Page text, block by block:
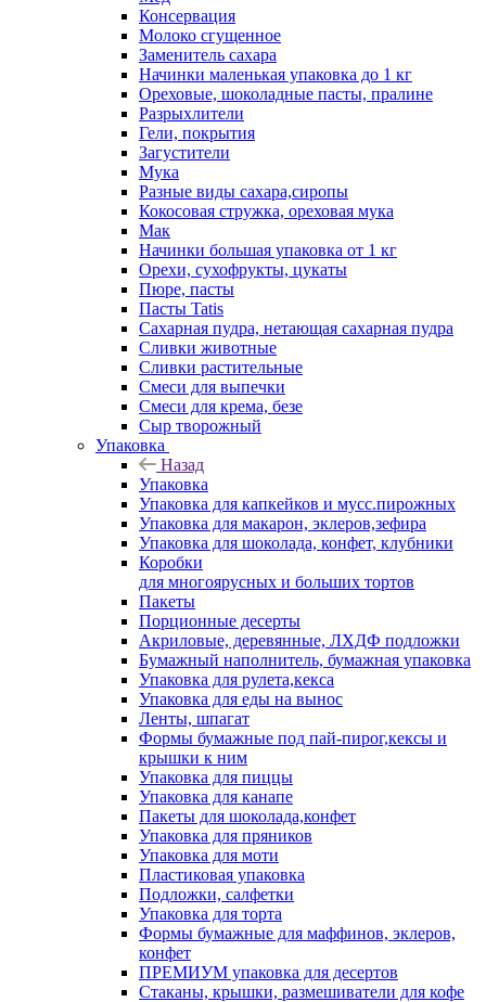
Консервация
Молоко сгущенное
Заменитель сахара
Начинки маленькая упаковка до 1 кг
Ореховые, шоколадные пасты, пралине
Разрыхлители
Гели, покрытия
Загустители
Мука
Разные виды сахара,сиропы
Кокосовая стружка, ореховая мука
Мак
Начинки большая упаковка от 1 кг
Орехи, сухофрукты, цукаты
Пюре, пасты
Пасты Tatis
Сахарная пудра, нетающая сахарная пудра
Сливки животные
Сливки растительные
Смеси для выпечки
Смеси для крема, безе
Сыр творожный
Упаковка
Назад
Упаковка
Упаковка для капкейков и мусс.пирожных
Упаковка для макарон, эклеров,зефира
Упаковка для шоколада, конфет, клубники
Коробки
для многоярусных и больших тортов
Пакеты
Порционные десерты
Акриловые, деревянные, ЛХДФ подложки
Бумажный наполнитель, бумажная упаковка
Упаковка для рулета,кекса
Упаковка для еды на вынос
Ленты, шпагат
Формы бумажные под пай-пирог,кексы и
крышки к ним
Упаковка для пиццы
Упаковка для канапе
Пакеты для шоколада,конфет
Упаковка для пряников
Упаковка для моти
Пластиковая упаковка
Подложки, салфетки
Упаковка для торта
Формы бумажные для маффинов, эклеров,
конфет
ПРЕМИУМ упаковка для десертов
Стаканы, крышки, размешиватели для кофе